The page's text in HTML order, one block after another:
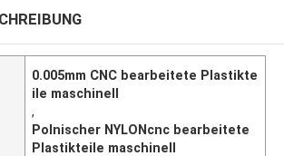
0.005mm CNC bearbeitete Plastikte
ile maschinell
,
Polnischer NYLONcnc bearbeitete
Plastikteile maschinell